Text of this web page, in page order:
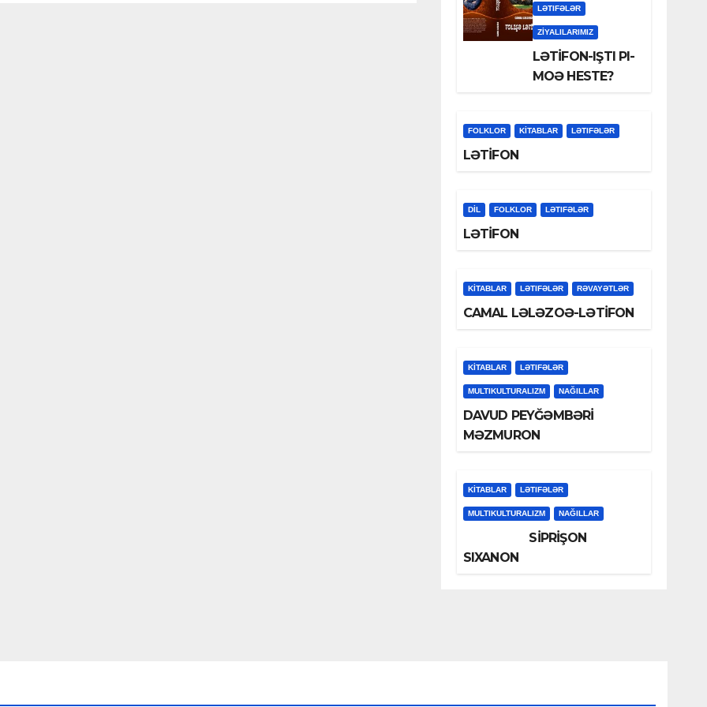
LƏTIFƏLƏR
ZİYALILARIMIZ
LƏTİFON-IŞTI PI-
MOƏ HESTE?
FOLKLOR KİTABLAR LƏTIFƏLƏR
LƏTİFON
DİL FOLKLOR LƏTIFƏLƏR
LƏTİFON
KİTABLAR LƏTIFƏLƏR RƏVAYƏTLƏR
CAMAL LƏLƏZOƏ-LƏTİFON
KİTABLAR LƏTIFƏLƏR
MULTIKULTURALIZM NAĞILLAR
DAVUD PEYĞƏMBƏRİ
MƏZMURON
KİTABLAR LƏTIFƏLƏR
MULTIKULTURALIZM NAĞILLAR
SİPRİŞON
SIXANON